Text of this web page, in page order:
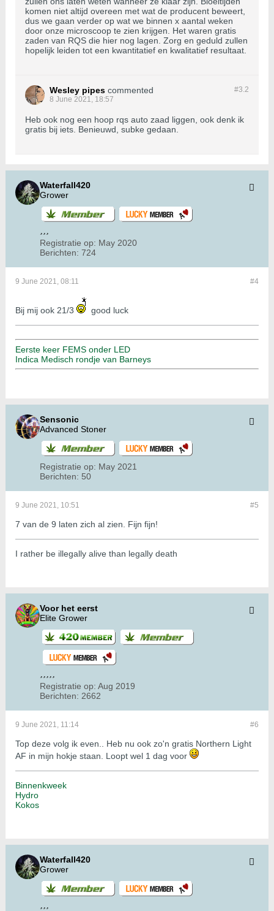
komen niet altijd overeen met wat de producent beweert,
dus we gaan verder op wat we binnen x aantal weken
door onze microscoop te zien krijgen. Het waren gratis
zaden van RQS die hier nog lagen. Zorg en geduld zullen
hopelijk leiden tot een kwantitatief en kwalitatief resultaat.
#3.2
Wesley pipes commented
8 June 2021, 18:57
Heb ook nog een hoop rqs auto zaad liggen, ook denk ik
gratis bij iets. Benieuwd, subke gedaan.
Waterfall420
Grower
Registratie op: May 2020
Berichten: 724
#4
9 June 2021, 08:11
Bij mij ook 21/3 good luck
Eerste keer FEMS onder LED
Indica Medisch rondje van Barneys
Sensonic
Advanced Stoner
Registratie op: May 2021
Berichten: 50
#5
9 June 2021, 10:51
7 van de 9 laten zich al zien. Fijn fijn!
I rather be illegally alive than legally death
Voor het eerst
Elite Grower
Registratie op: Aug 2019
Berichten: 2662
#6
9 June 2021, 11:14
Top deze volg ik even.. Heb nu ook zo'n gratis Northern Light
AF in mijn hokje staan. Loopt wel 1 dag voor
Binnenkweek
Hydro
Kokos
Waterfall420
Grower